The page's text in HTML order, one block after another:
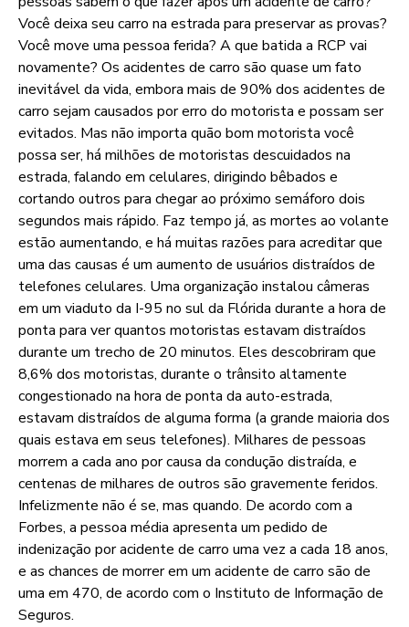
Você deixa seu carro na estrada para preservar as provas?
Você move uma pessoa ferida? A que batida a RCP vai
novamente? Os acidentes de carro são quase um fato
inevitável da vida, embora mais de 90% dos acidentes de
carro sejam causados por erro do motorista e possam ser
evitados. Mas não importa quão bom motorista você
possa ser, há milhões de motoristas descuidados na
estrada, falando em celulares, dirigindo bêbados e
cortando outros para chegar ao próximo semáforo dois
segundos mais rápido. Faz tempo já, as mortes ao volante
estão aumentando, e há muitas razões para acreditar que
uma das causas é um aumento de usuários distraídos de
telefones celulares. Uma organização instalou câmeras
em um viaduto da I-95 no sul da Flórida durante a hora de
ponta para ver quantos motoristas estavam distraídos
durante um trecho de 20 minutos. Eles descobriram que
8,6% dos motoristas, durante o trânsito altamente
congestionado na hora de ponta da auto-estrada,
estavam distraídos de alguma forma (a grande maioria dos
quais estava em seus telefones). Milhares de pessoas
morrem a cada ano por causa da condução distraída, e
centenas de milhares de outros são gravemente feridos.
Infelizmente não é se, mas quando. De acordo com a
Forbes, a pessoa média apresenta um pedido de
indenização por acidente de carro uma vez a cada 18 anos,
e as chances de morrer em um acidente de carro são de
uma em 470, de acordo com o Instituto de Informação de
Seguros.